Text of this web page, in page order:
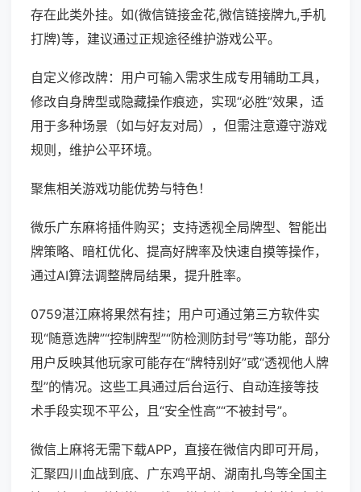
存在此类外挂。如(微信链接金花,微信链接牌九,手机
打牌)等，建议通过正规途径维护游戏公平。
自定义修改牌：用户可输入需求生成专用辅助工具，
修改自身牌型或隐藏操作痕迹，实现“必胜”效果，适
用于多种场景（如与好友对局），但需注意遵守游戏
规则，维护公平环境。
聚焦相关游戏功能优势与特色！
微乐广东麻将插件购买；支持透视全局牌型、智能出
牌策略、暗杠优化、提高好牌率及快速自摸等操作，
通过AI算法调整牌局结果，提升胜率。
0759湛江麻将果然有挂；用户可通过第三方软件实
现“随意选牌”“控制牌型”“防检测防封号”等功能，部分
用户反映其他玩家可能存在“牌特别好”或“透视他人牌
型”的情况。这些工具通过后台运行、自动连接等技
术手段实现不平公，且“安全性高”“不被封号”。
微信上麻将无需下载APP，直接在微信内即可开局，
汇聚四川血战到底、广东鸡平胡、湖南扎鸟等全国主